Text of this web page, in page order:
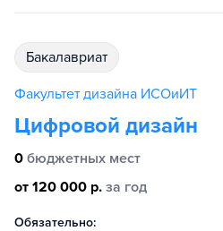
бакалавриат
Факультет дизайна ИСОиИТ
Цифровой дизайн
0 бюджетных мест
от 120 000 р. за год
Обязательно: